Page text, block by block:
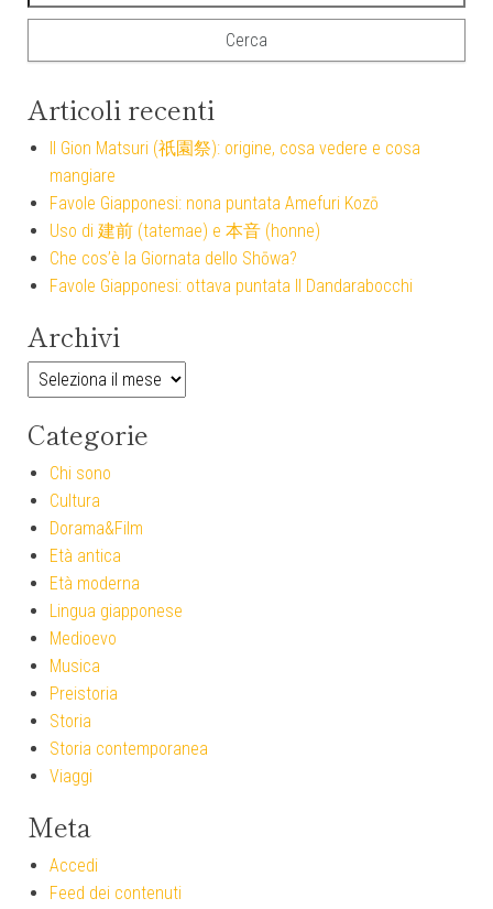
Articoli recenti
Il Gion Matsuri (祇園祭): origine, cosa vedere e cosa
mangiare
Favole Giapponesi: nona puntata Amefuri Kozō
Uso di 建前 (tatemae) e 本音 (honne)
Che cos’è la Giornata dello Shōwa?
Favole Giapponesi: ottava puntata Il Dandarabocchi
Archivi
Archivi
Categorie
Chi sono
Cultura
Dorama&Film
Età antica
Età moderna
Lingua giapponese
Medioevo
Musica
Preistoria
Storia
Storia contemporanea
Viaggi
Meta
Accedi
Feed dei contenuti